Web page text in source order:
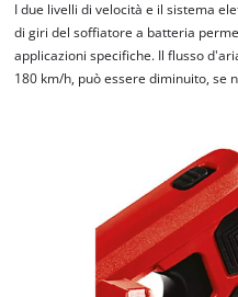
I due livelli di velocità e il sistema
di giri del soffiatore a batteria
applicazioni specifiche. Il flusso
180 km/h, può essere diminuito, se